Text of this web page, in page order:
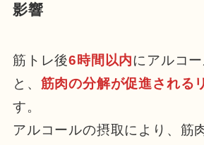
影響
筋トレ後6時間以内にアルコ
と、 筋肉の分解が促進される
す。
アルコールの摂取により、筋